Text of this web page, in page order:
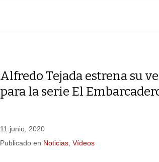
Alfredo Tejada estrena su
para la serie El
11 junio, 2020
Publicado en Noticias ,Vídeos